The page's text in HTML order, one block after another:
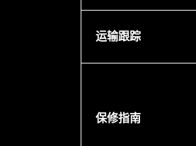
运输跟踪
保修指南